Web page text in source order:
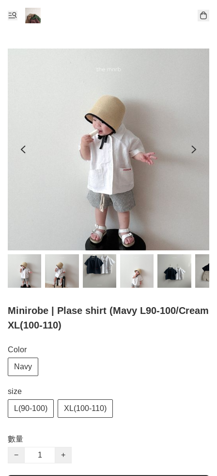
Minirobe | Plase shirt (Mavy L90-100/Cream
XL(100-110)
Color
Navy
size
L(90-100) XL(100-110)
數量
−
+